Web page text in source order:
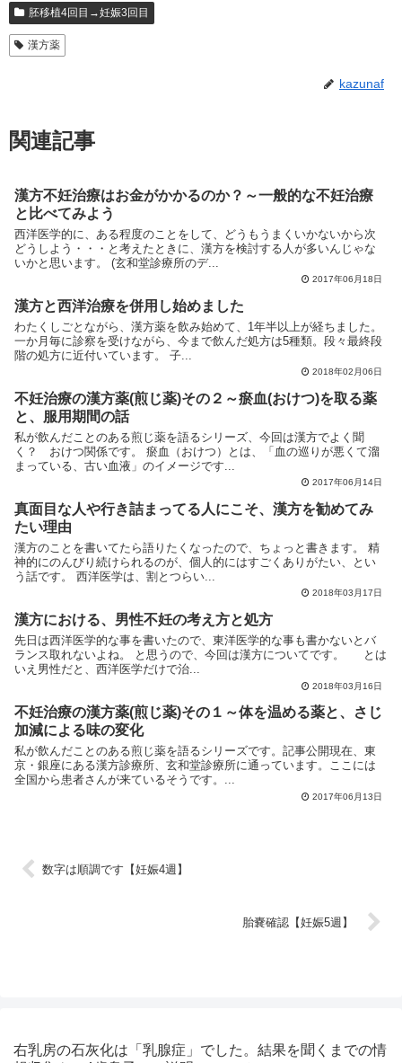
胚移植4回目→妊娠3回目
漢方薬
kazunaf
関連記事
漢方不妊治療はお金がかかるのか？～一般的な不妊治療
と比べてみよう
西洋医学的に、ある程度のことをして、どうもうまくいかないから次
どうしよう・・・と考えたときに、漢方を検討する人が多いんじゃな
いかと思います。 (玄和堂診療所のデ...
2017年06月18日
漢方と西洋治療を併用し始めました
わたくしごとながら、漢方薬を飲み始めて、1年半以上が経ちました。
一か月毎に診察を受けながら、今まで飲んだ処方は5種類。段々最終段
階の処方に近付いています。 子...
2018年02月06日
不妊治療の漢方薬(煎じ薬)その２～瘀血(おけつ)を取る薬
と、服用期間の話
私が飲んだことのある煎じ薬を語るシリーズ、今回は漢方でよく聞
く？ おけつ関係です。 瘀血（おけつ）とは、「血の巡りが悪くて溜
まっている、古い血液」のイメージです...
2017年06月14日
真面目な人や行き詰まってる人にこそ、漢方を勧めてみ
たい理由
漢方のことを書いてたら語りたくなったので、ちょっと書きます。 精
神的にのんびり続けられるのが、個人的にはすごくありがたい、とい
う話です。 西洋医学は、割とつらい...
2018年03月17日
漢方における、男性不妊の考え方と処方
先日は西洋医学的な事を書いたので、東洋医学的な事も書かないとバ
ランス取れないよね。 と思うので、今回は漢方についてです。 とは
いえ男性だと、西洋医学だけで治...
2018年03月16日
不妊治療の漢方薬(煎じ薬)その１～体を温める薬と、さじ
加減による味の変化
私が飲んだことのある煎じ薬を語るシリーズです。記事公開現在、東
京・銀座にある漢方診療所、玄和堂診療所に通っています。ここには
全国から患者さんが来ているそうです。...
2017年06月13日
数字は順調です【妊娠4週】
胎嚢確認【妊娠5週】
右乳房の石灰化は「乳腺症」でした。結果を聞くまでの情